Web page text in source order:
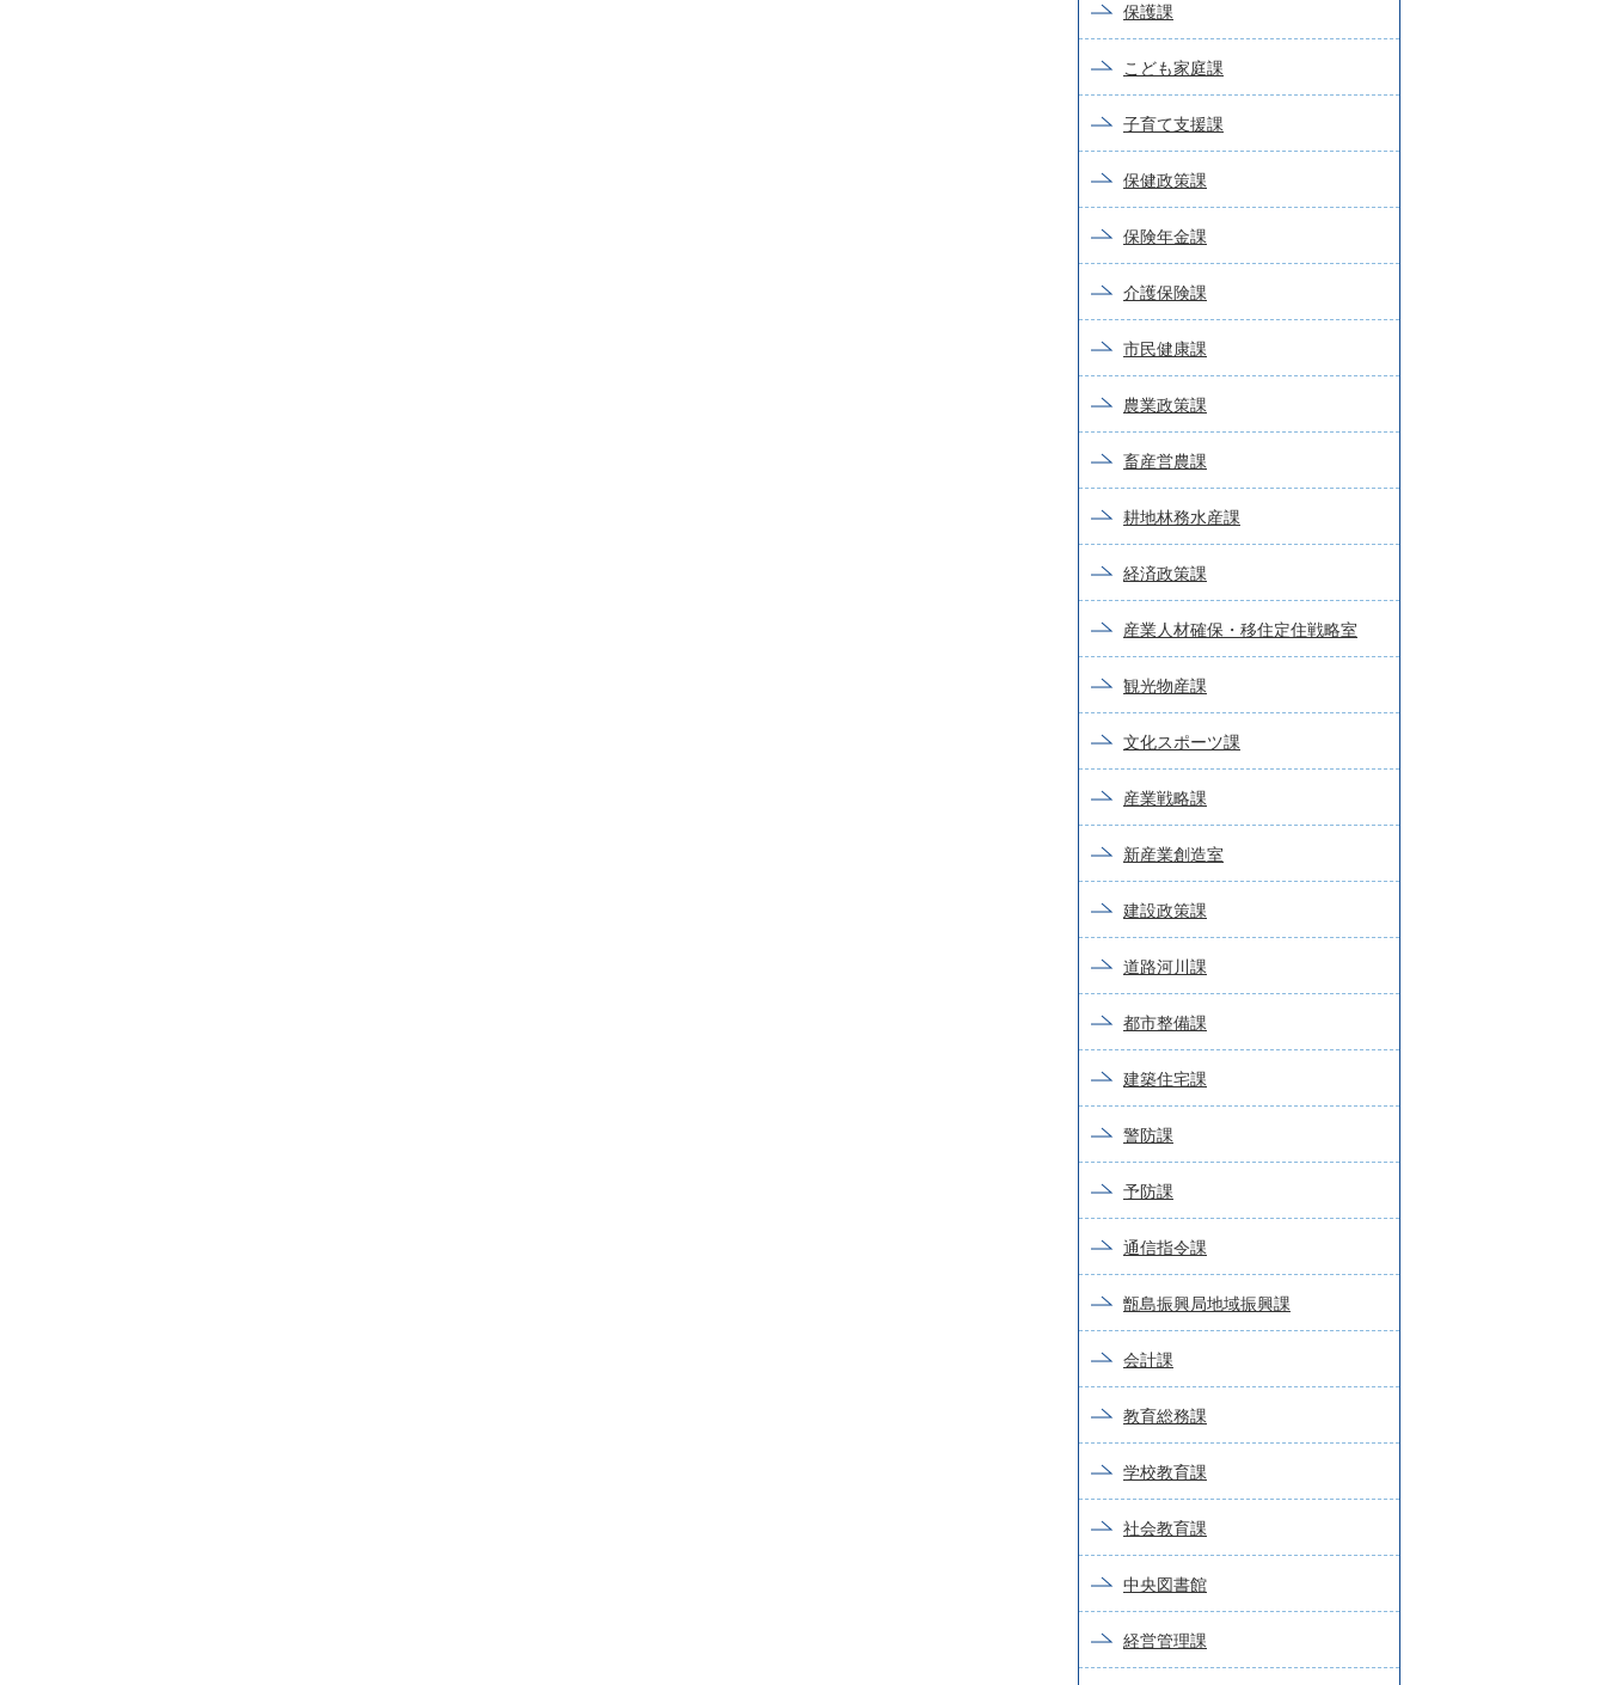
保護課
こども家庭課
子育て支援課
保健政策課
保険年金課
介護保険課
市民健康課
農業政策課
畜産営農課
耕地林務水産課
経済政策課
産業人材確保・移住定住戦略室
観光物産課
文化スポーツ課
産業戦略課
新産業創造室
建設政策課
道路河川課
都市整備課
建築住宅課
警防課
予防課
通信指令課
甑島振興局地域振興課
会計課
教育総務課
学校教育課
社会教育課
中央図書館
経営管理課